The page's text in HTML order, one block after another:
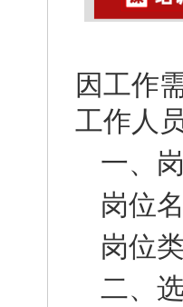
因工作
工作人
一、
岗位
岗位
二、